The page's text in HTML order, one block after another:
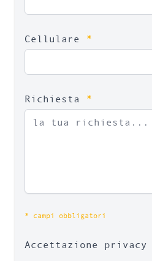
Cellulare *
Richiesta *
* campi obbligatori
Accettazione privacy